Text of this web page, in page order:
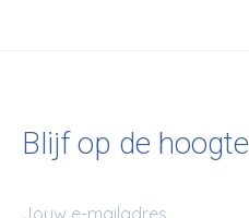
Blijf op de hoogte